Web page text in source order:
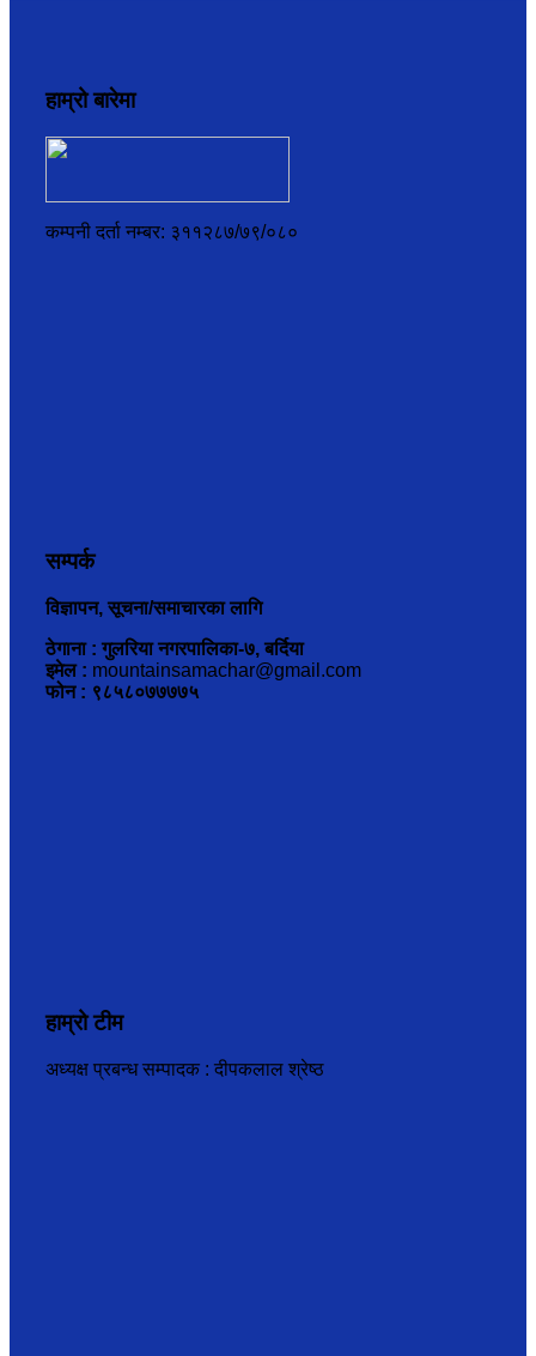
हाम्रो बारेमा
कम्पनी दर्ता नम्बर: ३११२८७/७९/०८०
सम्पर्क
विज्ञापन, सूचना/समाचारका लागि
ठेगाना : गुलरिया नगरपालिका-७, बर्दिया
इमेल : mountainsamachar@gmail.com
फोन : ९८५८०७७७७५
हाम्रो टीम
अध्यक्ष प्रबन्ध सम्पादक : दीपकलाल श्रेष्ठ